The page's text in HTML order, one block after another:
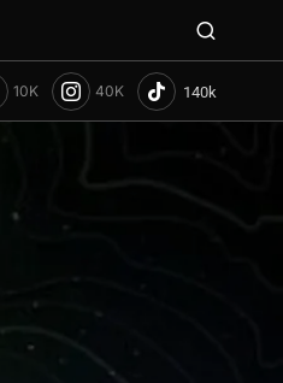
10K 40K